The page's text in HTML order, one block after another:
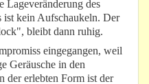
Lageveränderung des
ist kein Aufschaukeln. Der
bleibt dann ruhig.
eingegangen, weil
Geräusche in den
der erlebten Form ist der